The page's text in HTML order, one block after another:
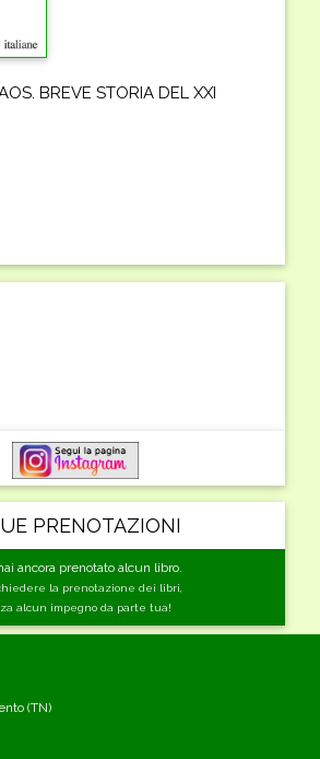
BREVE STORIA DEL XXI
PRENOTAZIONI
ancora prenotato alcun libro.
la prenotazione dei libri,
alcun impegno da parte tua!
(TN)